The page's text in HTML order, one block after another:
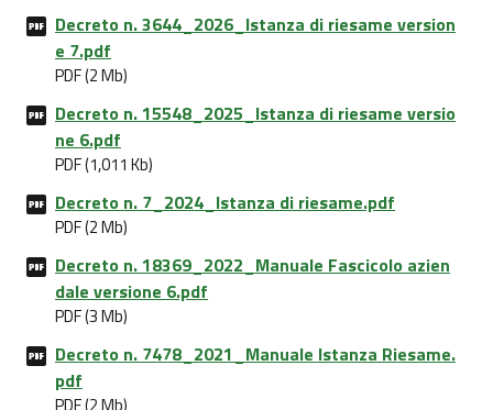
Decreto n. 3644_2026_Istanza di riesame version
e 7.pdf
PDF (2 Mb)
Decreto n. 15548_2025_Istanza di riesame versio
ne 6.pdf
PDF (1,011 Kb)
Decreto n. 7_2024_Istanza di riesame.pdf
PDF (2 Mb)
Decreto n. 18369_2022_Manuale Fascicolo azien
dale versione 6.pdf
PDF (3 Mb)
Decreto n. 7478_2021_Manuale Istanza Riesame.
pdf
PDF (2 Mb)